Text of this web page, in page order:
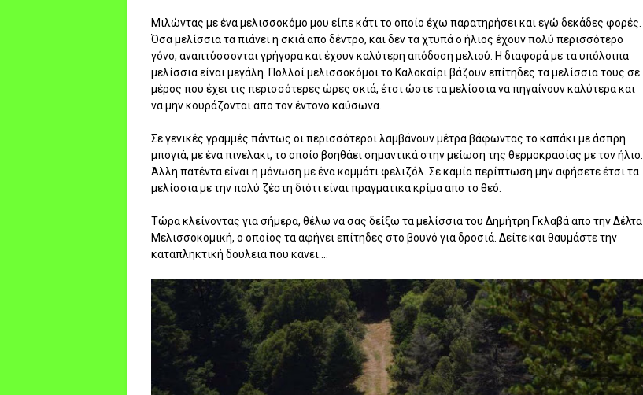
Μιλώντας με ένα μελισσοκόμο μου είπε κάτι το οποίο έχω παρατηρήσει και εγώ δεκάδες φορές.
Όσα μελίσσια τα πιάνει η σκιά απο δέντρο, και δεν τα χτυπά ο ήλιος έχουν πολύ περισσότερο
γόνο, αναπτύσσονται γρήγορα και έχουν καλύτερη απόδοση μελιού. Η διαφορά με τα υπόλοιπα
μελίσσια είναι μεγάλη. Πολλοί μελισσοκόμοι το Καλοκαίρι βάζουν επίτηδες τα μελίσσια τους σε
μέρος που έχει τις περισσότερες ώρες σκιά, έτσι ώστε τα μελίσσια να πηγαίνουν καλύτερα και
να μην κουράζονται απο τον έντονο καύσωνα.
Σε γενικές γραμμές πάντως οι περισσότεροι λαμβάνουν μέτρα βάφωντας το καπάκι με άσπρη
μπογιά, με ένα πινελάκι, το οποίο βοηθάει σημαντικά στην μείωση της θερμοκρασίας με τον ήλιο.
Άλλη πατέντα είναι η μόνωση με ένα κομμάτι φελιζόλ. Σε καμία περίπτωση μην αφήσετε έτσι τα
μελίσσια με την πολύ ζέστη διότι είναι πραγματικά κρίμα απο το θεό.
Τώρα κλείνοντας για σήμερα, θέλω να σας δείξω τα μελίσσια του Δημήτρη Γκλαβά απο την Δέλτα
Μελισσοκομική, ο οποίος τα αφήνει επίτηδες στο βουνό για δροσιά. Δείτε και θαυμάστε την
καταπληκτική δουλειά που κάνει....